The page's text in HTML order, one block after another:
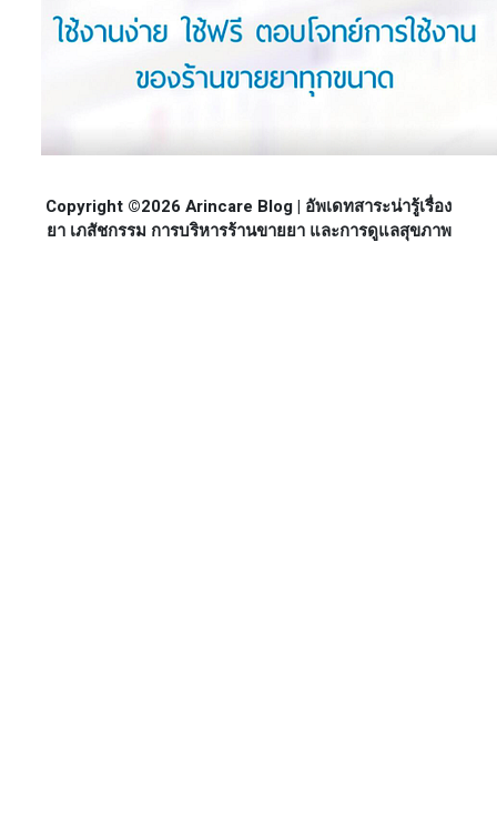
Copyright ©2026 Arincare Blog | อัพเดทสาระน่ารู้เรื่อง
ยา เภสัชกรรม การบริหารร้านขายยา และการดูแลสุขภาพ